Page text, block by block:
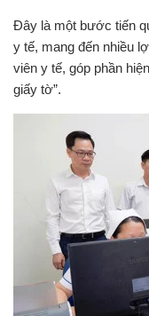
Đây là một bước tiến
y tế, mang đến nhiều
viên y tế, góp phần
giấy tờ”.